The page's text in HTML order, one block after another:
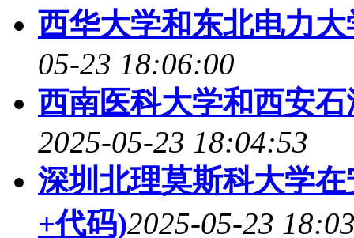
西华大学和东北电力
05-23 18:06:00
西南医科大学和西安
2025-05-23 18:04:53
深圳北理莫斯科大学
+代码)2025-05-23